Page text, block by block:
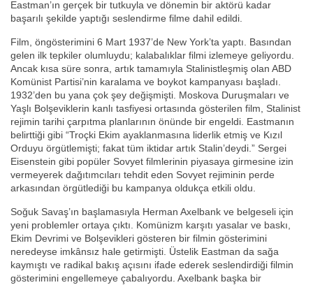
Eastman’ın gerçek bir tutkuyla ve dönemin bir aktörü kadar
başarılı şekilde yaptığı seslendirme filme dahil edildi.
Film, öngösterimini 6 Mart 1937’de New York’ta yaptı. Basından
gelen ilk tepkiler olumluydu; kalabalıklar filmi izlemeye geliyordu.
Ancak kısa süre sonra, artık tamamıyla Stalinistleşmiş olan ABD
Komünist Partisi’nin karalama ve boykot kampanyası başladı.
1932’den bu yana çok şey değişmişti. Moskova Duruşmaları ve
Yaşlı Bolşeviklerin kanlı tasfiyesi ortasında gösterilen film, Stalinist
rejimin tarihi çarpıtma planlarının önünde bir engeldi. Eastmanın
belirttiği gibi “Troçki Ekim ayaklanmasına liderlik etmiş ve Kızıl
Orduyu örgütlemişti; fakat tüm iktidar artık Stalin’deydi.” Sergei
Eisenstein gibi popüler Sovyet filmlerinin piyasaya girmesine izin
vermeyerek dağıtımcıları tehdit eden Sovyet rejiminin perde
arkasından örgütlediği bu kampanya oldukça etkili oldu.
Soğuk Savaş’ın başlamasıyla Herman Axelbank ve belgeseli için
yeni problemler ortaya çıktı. Komünizm karşıtı yasalar ve baskı,
Ekim Devrimi ve Bolşevikleri gösteren bir filmin gösterimini
neredeyse imkânsız hale getirmişti. Üstelik Eastman da sağa
kaymıştı ve radikal bakış açısını ifade ederek seslendirdiği filmin
gösterimini engellemeye çabalıyordu. Axelbank başka bir